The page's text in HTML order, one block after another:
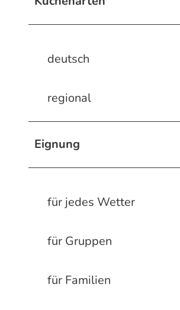
deutsch
regional
Eignung
für jedes Wetter
für Gruppen
für Familien